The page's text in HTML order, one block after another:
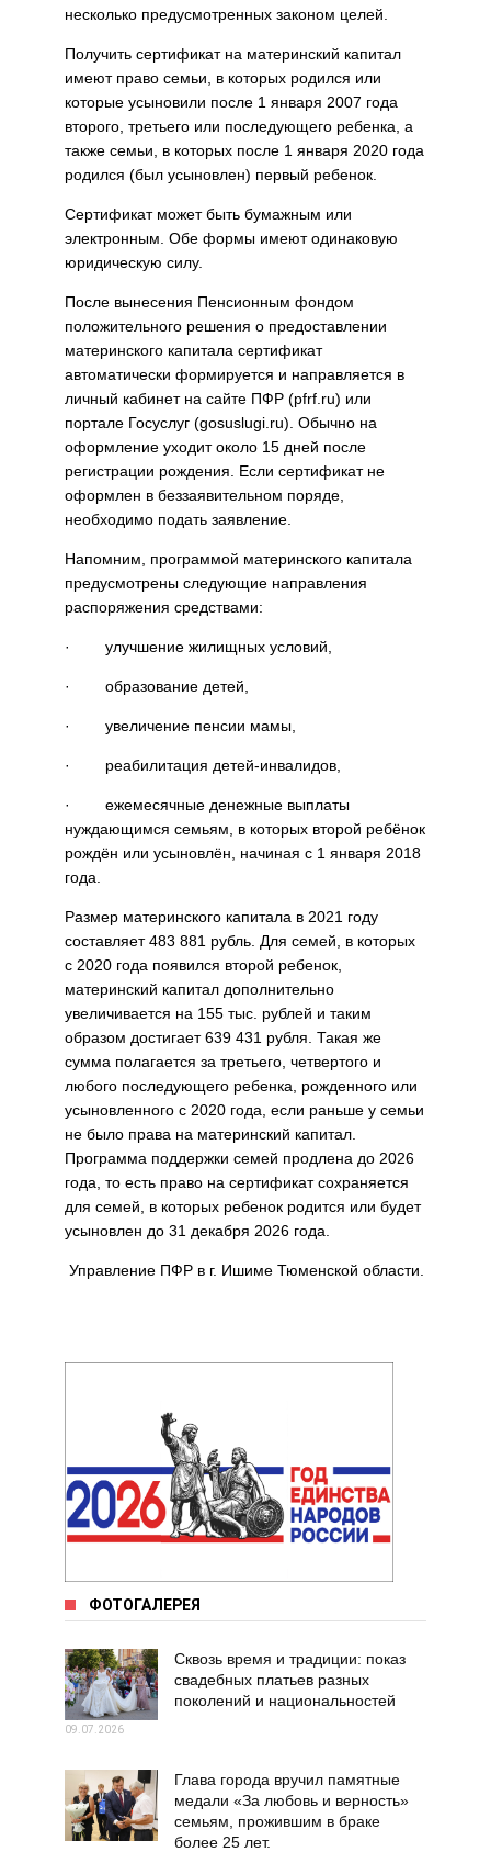
несколько предусмотренных законом целей.
Получить сертификат на материнский капитал
имеют право семьи, в которых родился или
которые усыновили после 1 января 2007 года
второго, третьего или последующего ребенка, а
также семьи, в которых после 1 января 2020 года
родился (был усыновлен) первый ребенок.
Сертификат может быть бумажным или
электронным. Обе формы имеют одинаковую
юридическую силу.
После вынесения Пенсионным фондом
положительного решения о предоставлении
материнского капитала сертификат
автоматически формируется и направляется в
личный кабинет на сайте ПФР (pfrf.ru) или
портале Госуслуг (gosuslugi.ru). Обычно на
оформление уходит около 15 дней после
регистрации рождения. Если сертификат не
оформлен в беззаявительном поряде,
необходимо подать заявление.
Напомним, программой материнского капитала
предусмотрены следующие направления
распоряжения средствами:
· улучшение жилищных условий,
· образование детей,
· увеличение пенсии мамы,
· реабилитация детей-инвалидов,
· ежемесячные денежные выплаты
нуждающимся семьям, в которых второй ребёнок
рождён или усыновлён, начиная с 1 января 2018
года.
Размер материнского капитала в 2021 году
составляет 483 881 рубль. Для семей, в которых
с 2020 года появился второй ребенок,
материнский капитал дополнительно
увеличивается на 155 тыс. рублей и таким
образом достигает 639 431 рубля. Такая же
сумма полагается за третьего, четвертого и
любого последующего ребенка, рожденного или
усыновленного с 2020 года, если раньше у семьи
не было права на материнский капитал.
Программа поддержки семей продлена до 2026
года, то есть право на сертификат сохраняется
для семей, в которых ребенок родится или будет
усыновлен до 31 декабря 2026 года.
Управление ПФР в г. Ишиме Тюменской области.
ФОТОГАЛЕРЕЯ
Сквозь время и традиции: показ
свадебных платьев разных
поколений и национальностей
09.07.2026
Глава города вручил памятные
медали «За любовь и верность»
семьям, прожившим в браке
более 25 лет.